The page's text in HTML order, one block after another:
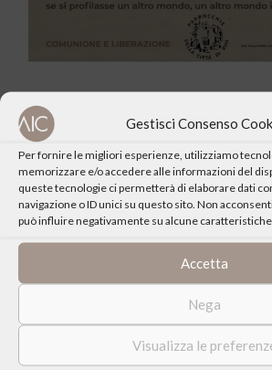
Gestisci Consenso
Per fornire le migliori esperienze, utilizziamo
memorizzare e/o accedere alle informazioni del
queste tecnologie ci permetterà di elaborare dati
navigazione o ID unici su questo sito. Non
può influire negativamente su alcune
Accetta
Nega
Visualizza le
www.youtube.com/oratoriosancarlo
CONDIVIDI QUESTO